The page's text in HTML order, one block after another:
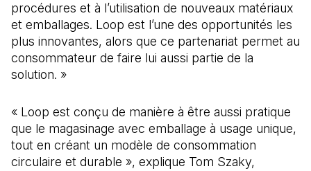
procédures et à l’utilisation de nouveaux matériaux
et emballages. Loop est l’une des opportunités les
plus innovantes, alors que ce partenariat permet au
consommateur de faire lui aussi partie de la
solution. »
« Loop est conçu de manière à être aussi pratique
que le magasinage avec emballage à usage unique,
tout en créant un modèle de consommation
circulaire et durable », explique Tom Szaky,